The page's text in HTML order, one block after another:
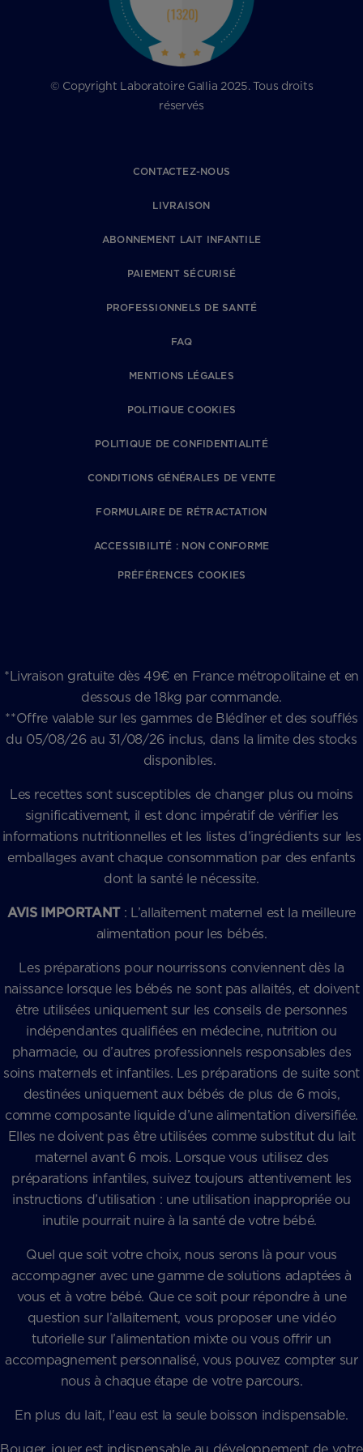
© Copyright Laboratoire Gallia 2025. Tous droits
réservés
CONTACTEZ-NOUS
LIVRAISON
ABONNEMENT LAIT INFANTILE
PAIEMENT SÉCURISÉ
PROFESSIONNELS DE SANTÉ
FAQ
MENTIONS LÉGALES
POLITIQUE COOKIES
POLITIQUE DE CONFIDENTIALITÉ
CONDITIONS GÉNÉRALES DE VENTE
FORMULAIRE DE RÉTRACTATION
ACCESSIBILITÉ : NON CONFORME
PRÉFÉRENCES COOKIES
*Livraison gratuite dès 49€ en France métropolitaine et en
dessous de 18kg par commande.
**Offre valable sur les gammes de Blédîner et des soufflés
du 05/08/26 au 31/08/26 inclus, dans la limite des stocks
disponibles.
Les recettes sont susceptibles de changer plus ou moins
significativement, il est donc impératif de vérifier les
informations nutritionnelles et les listes d’ingrédients sur les
emballages avant chaque consommation par des enfants
dont la santé le nécessite.
AVIS IMPORTANT : L’allaitement maternel est la meilleure
alimentation pour les bébés.
Les préparations pour nourrissons conviennent dès la
naissance lorsque les bébés ne sont pas allaités, et doivent
être utilisées uniquement sur les conseils de personnes
indépendantes qualifiées en médecine, nutrition ou
pharmacie, ou d’autres professionnels responsables des
soins maternels et infantiles. Les préparations de suite sont
destinées uniquement aux bébés de plus de 6 mois,
comme composante liquide d’une alimentation diversifiée.
Elles ne doivent pas être utilisées comme substitut du lait
maternel avant 6 mois. Lorsque vous utilisez des
préparations infantiles, suivez toujours attentivement les
instructions d’utilisation : une utilisation inappropriée ou
inutile pourrait nuire à la santé de votre bébé.
Quel que soit votre choix, nous serons là pour vous
accompagner avec une gamme de solutions adaptées à
vous et à votre bébé. Que ce soit pour répondre à une
question sur l’allaitement, vous proposer une vidéo
tutorielle sur l’alimentation mixte ou vous offrir un
accompagnement personnalisé, vous pouvez compter sur
nous à chaque étape de votre parcours.
En plus du lait, l'eau est la seule boisson indispensable.